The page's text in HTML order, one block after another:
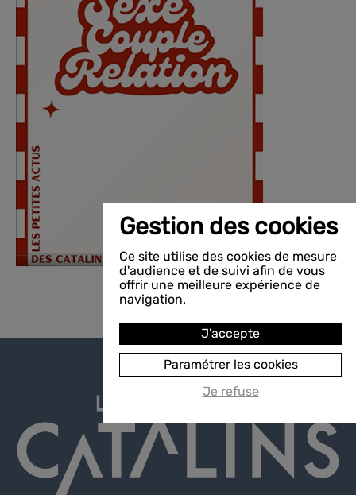
Gestion des cookies
Ce site utilise des cookies de mesure
d'audience et de suivi afin de vous
offrir une meilleure expérience de
navigation.
J'accepte
Paramétrer les cookies
Je refuse